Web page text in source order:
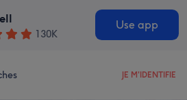
130K
Use app
JE M'IDENTIFIE